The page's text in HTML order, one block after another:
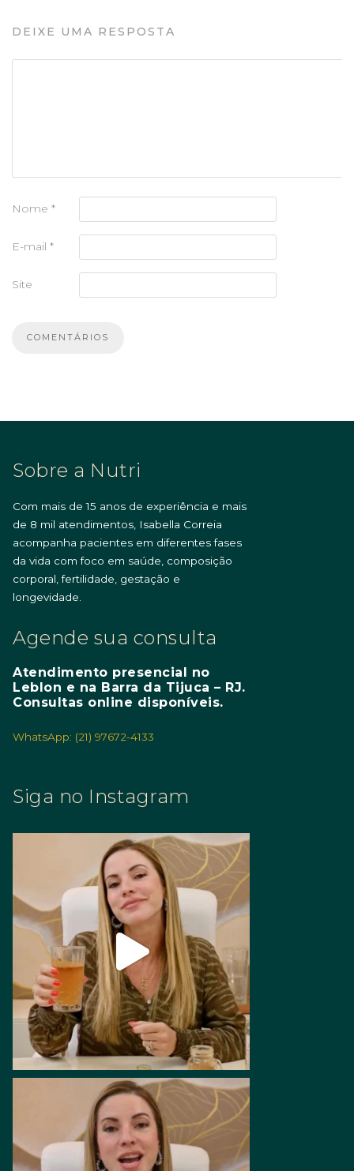
DEIXE UMA RESPOSTA
Nome *
E-mail *
Site
Sobre a Nutri
Com mais de 15 anos de experiência e mais
de 8 mil atendimentos, Isabella Correia
acompanha pacientes em diferentes fases
da vida com foco em saúde, composição
corporal, fertilidade, gestação e
longevidade.
Agende sua consulta
Atendimento presencial no
Leblon e na Barra da Tijuca – RJ.
Consultas online disponíveis.
WhatsApp: (21) 97672-4133
Siga no Instagram